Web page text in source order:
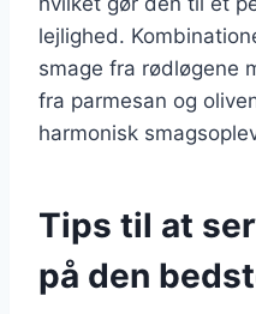
lejlighed.
smage fra rødløgene
fra parmesan og
harmonisk
Tips til at
på den